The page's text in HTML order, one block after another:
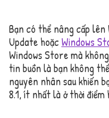
Bạn có thể nâng cấp lên
Update hoặc Windows
Windows Store mà
tin buồn là bạn không
nguyên nhân sau khiến
8.1, ít nhất là ở thời điểm